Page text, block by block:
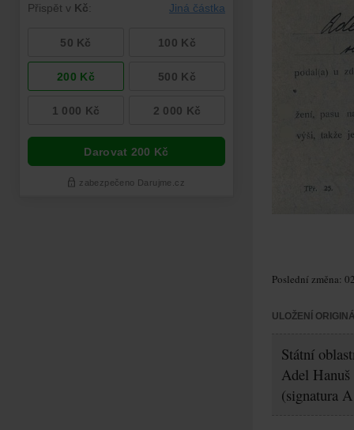
Poslední změna:
ULOŽENÍ
Státní
Adel Hanuš
(signatura